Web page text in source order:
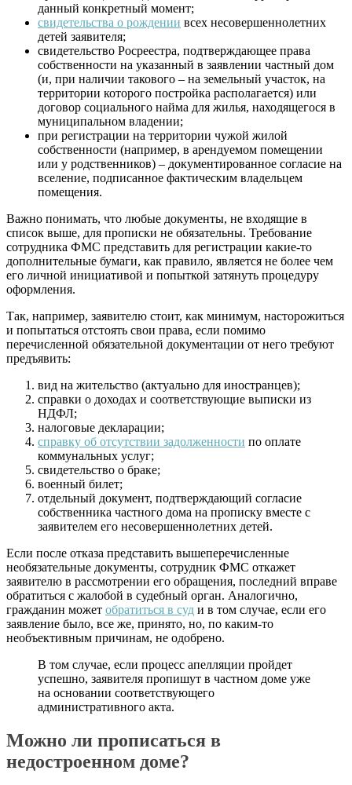
данный конкретный момент;
свидетельства о рождении всех несовершеннолетних
детей заявителя;
свидетельство Росреестра, подтверждающее права
собственности на указанный в заявлении частный дом
(и, при наличии такового – на земельный участок, на
территории которого постройка располагается) или
договор социального найма для жилья, находящегося в
муниципальном владении;
при регистрации на территории чужой жилой
собственности (например, в арендуемом помещении
или у родственников) – документированное согласие на
вселение, подписанное фактическим владельцем
помещения.
Важно понимать, что любые документы, не входящие в
список выше, для прописки не обязательны. Требование
сотрудника ФМС представить для регистрации какие-то
дополнительные бумаги, как правило, является не более чем
его личной инициативой и попыткой затянуть процедуру
оформления.
Так, например, заявителю стоит, как минимум, насторожиться
и попытаться отстоять свои права, если помимо
перечисленной обязательной документации от него требуют
предъявить:
вид на жительство (актуально для иностранцев);
справки о доходах и соответствующие выписки из
НДФЛ;
налоговые декларации;
справку об отсутствии задолженности по оплате
коммунальных услуг;
свидетельство о браке;
военный билет;
отдельный документ, подтверждающий согласие
собственника частного дома на прописку вместе с
заявителем его несовершеннолетних детей.
Если после отказа представить вышеперечисленные
необязательные документы, сотрудник ФМС откажет
заявителю в рассмотрении его обращения, последний вправе
обратиться с жалобой в судебный орган. Аналогично,
гражданин может обратиться в суд и в том случае, если его
заявление было, все же, принято, но, по каким-то
необъективным причинам, не одобрено.
В том случае, если процесс апелляции пройдет
успешно, заявителя пропишут в частном доме уже
на основании соответствующего
административного акта.
Можно ли прописаться в
недостроенном доме?